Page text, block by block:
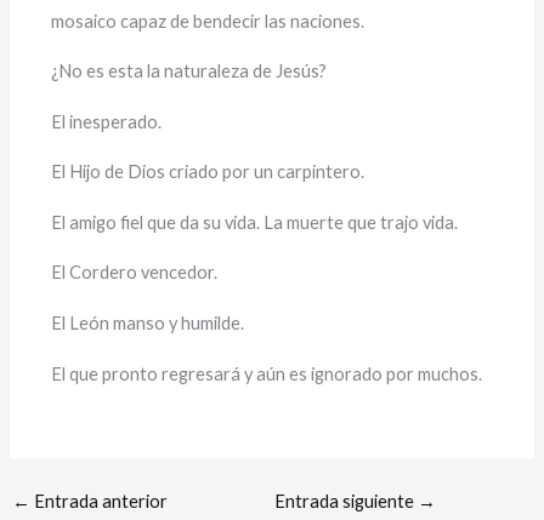
mosaico capaz de bendecir las naciones.
¿No es esta la naturaleza de Jesús?
El inesperado.
El Hijo de Dios criado por un carpintero.
El amigo fiel que da su vida. La muerte que trajo vida.
El Cordero vencedor.
El León manso y humilde.
El que pronto regresará y aún es ignorado por muchos.
← Entrada anterior Entrada siguiente →